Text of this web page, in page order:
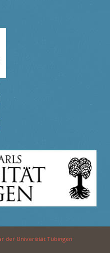
der Universität Tübingen